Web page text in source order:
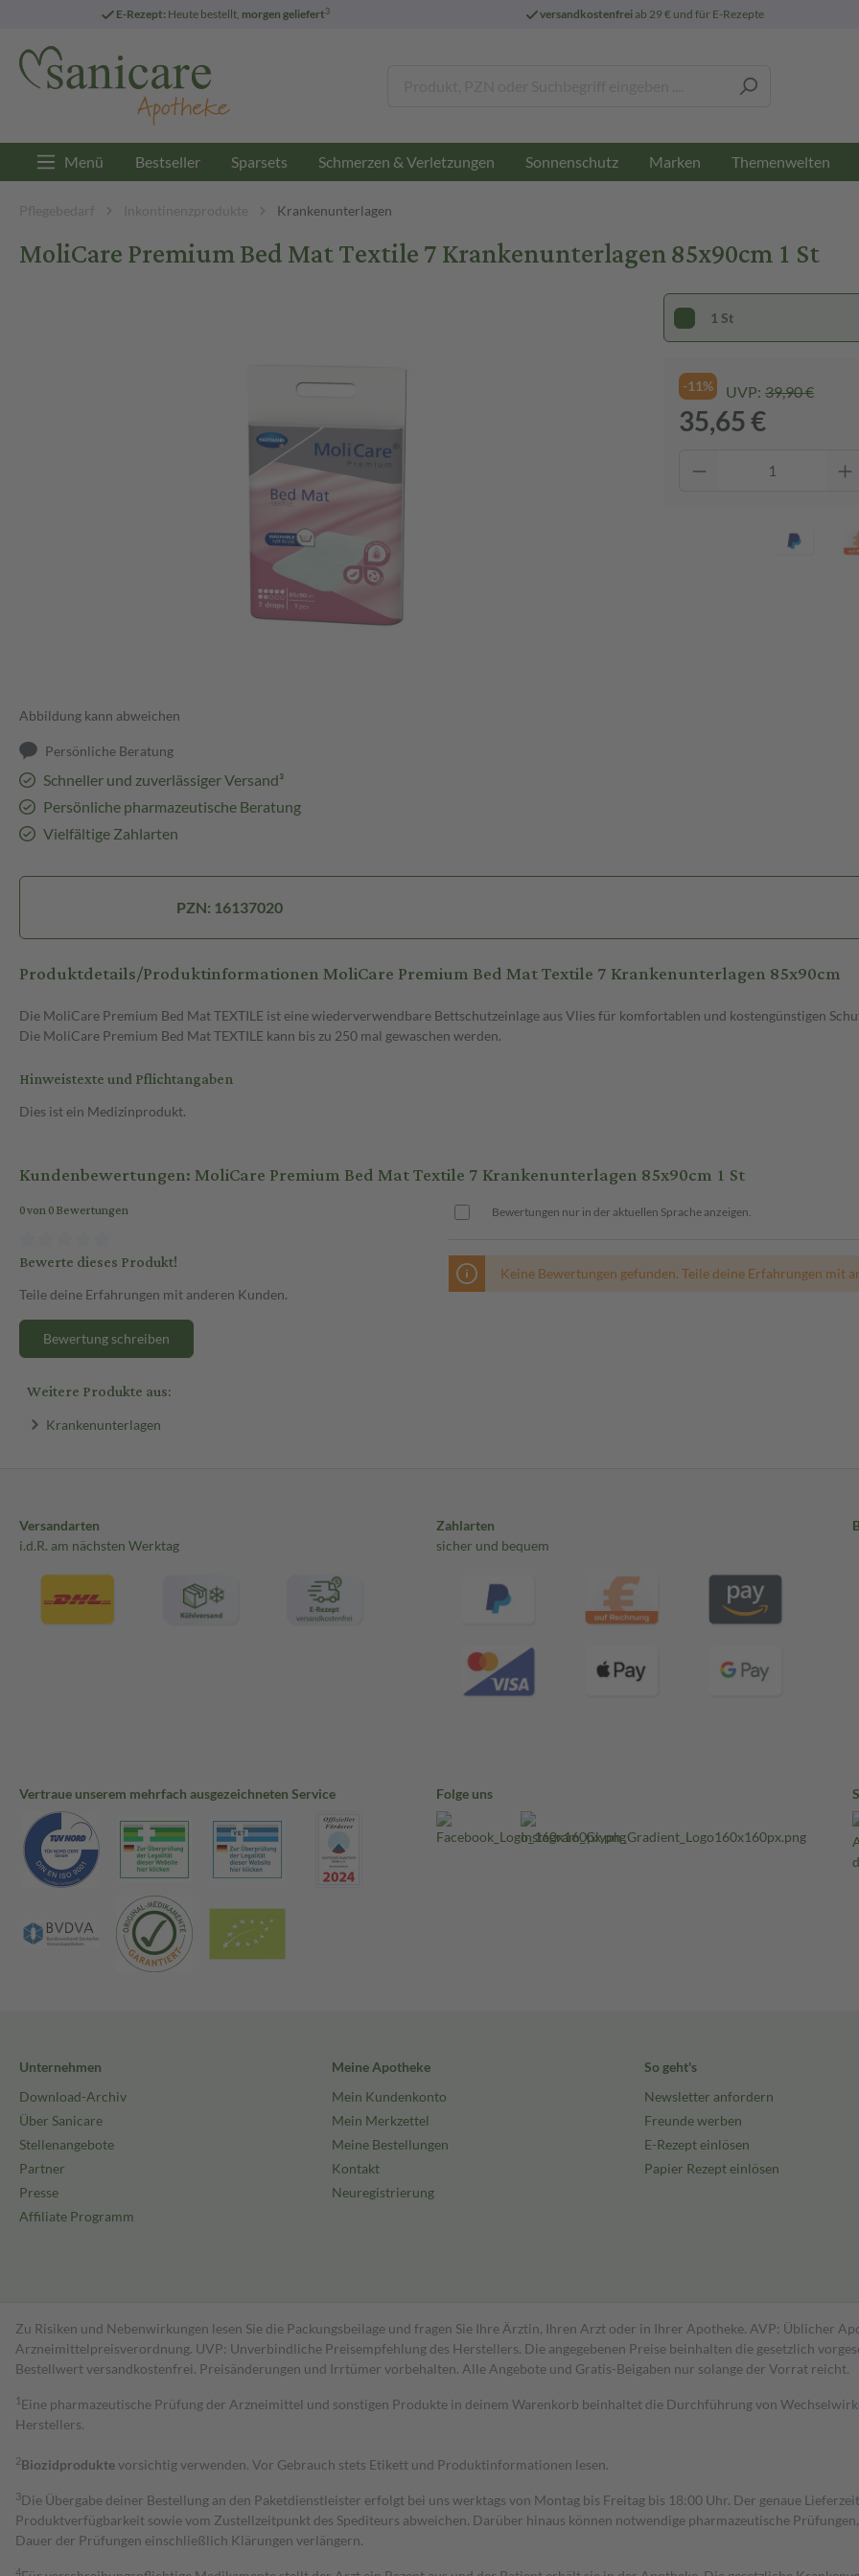
E-Rezept: Heute bestellt, morgen geliefert3 versandkostenfreiab 29 € und für E-Rezepte
Menü Bestseller Sparsets Schmerzen & Verletzungen Sonnenschutz Marken Themenwelten
Pflegebedarf Inkontinenzprodukte Krankenunterlagen
MoliCare Premium Bed Mat Textile 7 Krankenunterlagen 85x90cm 1 St
Abbildung kann abweichen
Persönliche Beratung
Schneller und zuverlässiger Versand³
Persönliche pharmazeutische Beratung
Vielfältige Zahlarten
1 St
-11% UVP: 39,90 €
35,65 €
PZN: 16137020
Produktdetails/Produktinformationen MoliCare Premium Bed Mat Textile 7 Krankenunterlagen 85x90cm
Die MoliCare Premium Bed Mat TEXTILE ist eine wiederverwendbare Bettschutzeinlage aus Vlies für komfortablen und kostengünstigen
Die MoliCare Premium Bed Mat TEXTILE kann bis zu 250 mal gewaschen werden.
Hinweistexte und Pflichtangaben
Dies ist ein Medizinprodukt.
Kundenbewertungen: MoliCare Premium Bed Mat Textile 7 Krankenunterlagen 85x90cm 1 St
0 von 0 Bewertungen
Bewerte dieses Produkt!
Teile deine Erfahrungen mit anderen Kunden.
Bewertung schreiben
Bewertungen nur in der aktuellen Sprache anzeigen.
Keine Bewertungen gefunden. Teile deine Erfahrungen mit
Weitere Produkte aus:
Krankenunterlagen
Versandarten
i.d.R. am nächsten Werktag
Zahlarten
sicher und bequem
Vertraue unserem mehrfach ausgezeichneten Service Folge uns
Unternehmen
Download-Archiv
Über Sanicare
Stellenangebote
Partner
Presse
Affiliate Programm
Meine Apotheke
Mein Kundenkonto
Mein Merkzettel
Meine Bestellungen
Kontakt
Neuregistrierung
So geht's
Newsletter anfordern
Freunde werben
E-Rezept einlösen
Papier Rezept einlösen
Zu Risiken und Nebenwirkungen lesen Sie die Packungsbeilage und fragen Sie Ihre Ärztin, Ihren Arzt oder in Ihrer Apotheke. AVP: Üblicher
Arzneimittelpreisverordnung. UVP: Unverbindliche Preisempfehlung des Herstellers. Die angegebenen Preise beinhalten die gesetzlich
Bestell­wert versand­kosten­frei. Preisänderungen und Irrtümer vorbehalten. Alle Angebote und Gratis-Beigaben nur solange der Vorrat reicht.
1 Eine pharmazeutische Prüfung der Arzneimittel und sonstigen Produkte in deinem Warenkorb beinhaltet die Durchführung von
Herstellers.
2Biozidproduktevorsichtig verwenden. Vor Gebrauch stets Etikett und Produktinformationen lesen.
3Die Übergabe deiner Bestellung an den Paketdienstleister erfolgt bei uns werktags von Montag bis Freitag bis 18:00 Uhr. Der genaue
Produktverfügbarkeit sowie vom Zustellzeitpunkt des Spediteurs abweichen. Darüber hinaus können notwendige pharmazeutische
Dauer der Prüfungen einschließlich Klärungen verlängern.
4